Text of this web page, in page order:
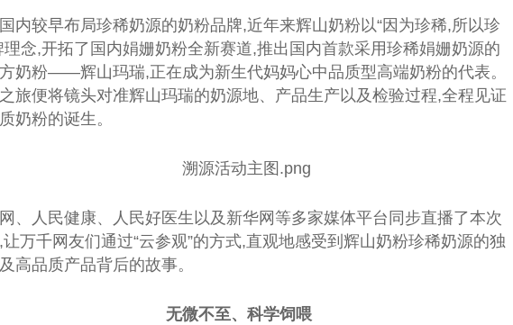
内较早布局珍稀奶源的奶粉品牌,近年来辉山奶粉以“因为珍稀,所以珍
理念,开拓了国内娟姗奶粉全新赛道,推出国内首款采用珍稀娟姗奶源的
奶粉——辉山玛瑞,正在成为新生代妈妈心中品质型高端奶粉的代表。
旅便将镜头对准辉山玛瑞的奶源地、产品生产以及检验过程,全程见证
奶粉的诞生。
网、 人民健康、 人民好医生以及新华网等多家媒体平台 同步直播了本次
万千网友们通过“云参观”的方式,直观地感受到辉山奶粉珍稀奶源的独
高品质产品背后的故事。
无微不至、科学饲喂